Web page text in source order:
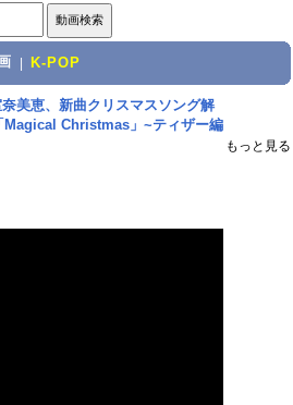
K-POP
美恵、新曲クリスマスソング解
Christmas」~ティザー編
もっと見る